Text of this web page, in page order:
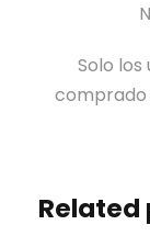
Solo
comprado